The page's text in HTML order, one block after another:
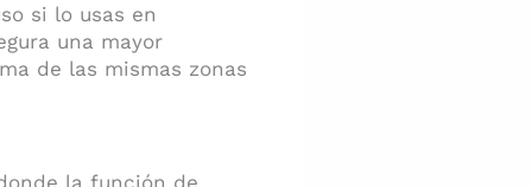
si lo usas en
una mayor
de las mismas zonas